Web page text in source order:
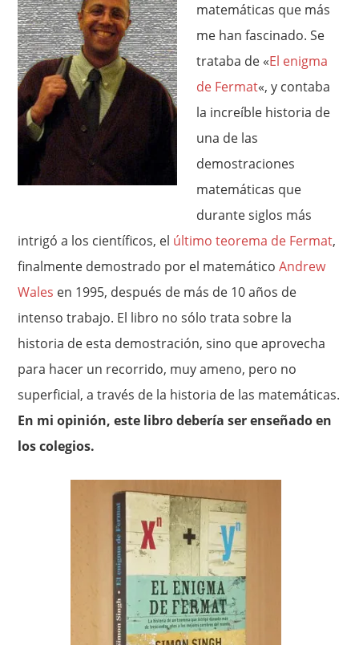
matemáticas que más
me han fascinado. Se
trataba de «El enigma
de Fermat«, y contaba
la increíble historia de
una de las
demostraciones
matemáticas que
durante siglos más
intrigó a los científicos, el último teorema de Fermat,
finalmente demostrado por el matemáticoAndrew
Wales en 1995, después de más de 10 años de
intenso trabajo. El libro no sólo trata sobre la
historia de esta demostración, sino que aprovecha
para hacer un recorrido, muy ameno, pero no
superficial, a través de la historia de las matemáticas.
En mi opinión, este libro debería ser enseñado en
los colegios.